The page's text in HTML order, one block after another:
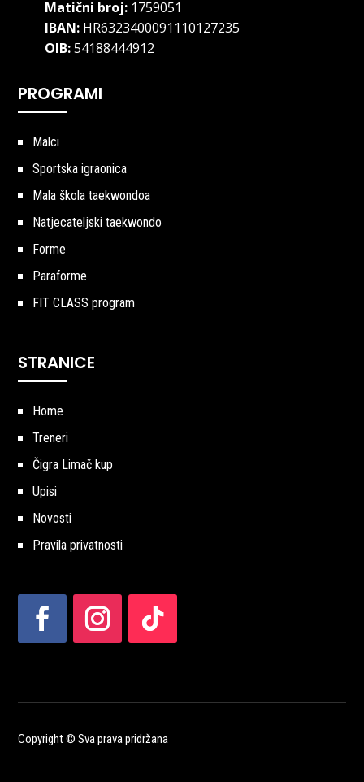
Matični broj:1759051
IBAN:HR6323400091110127235
OIB:54188444912
PROGRAMI
Malci
Sportska igraonica
Mala škola taekwondoa
Natjecateljski taekwondo
Forme
Paraforme
FIT CLASS program
STRANICE
Home
Treneri
Čigra Limač kup
Upisi
Novosti
Pravila privatnosti
Copyright © Sva prava pridržana